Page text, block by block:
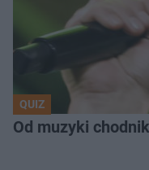
QUIZ
Od muzyki